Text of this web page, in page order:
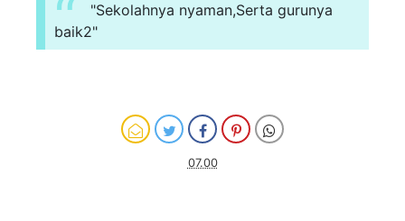
"Sekolahnya nyaman,Serta gurunya
baik2"
07.00